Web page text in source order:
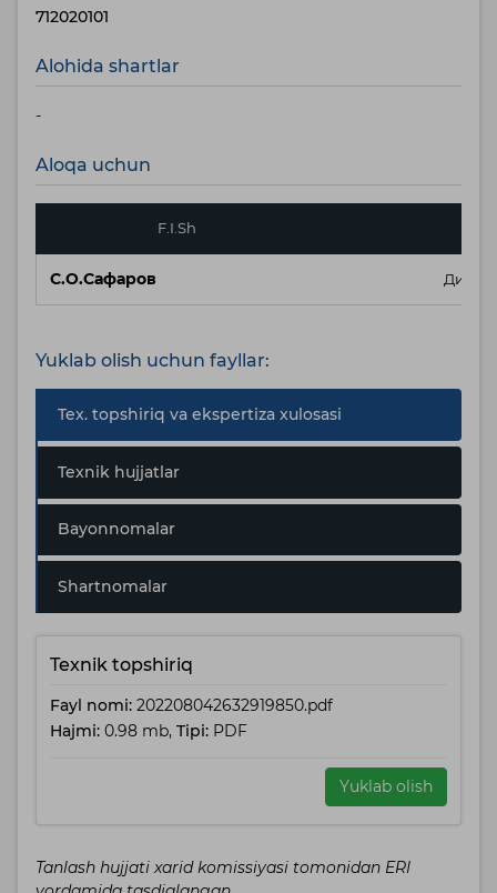
712020101
Alohida shartlar
-
Aloqa uchun
F.I.Sh
С.О.Сафаров
Yuklab olish uchun fayllar:
Tex. topshiriq va ekspertiza xulosasi
Texnik hujjatlar
Bayonnomalar
Shartnomalar
Texnik topshiriq
Fayl nomi: 202208042632919850.pdf
Hajmi: 0.98 mb, Tipi: PDF
Yuklab olish
Tanlash hujjati xarid komissiyasi tomonidan ERI